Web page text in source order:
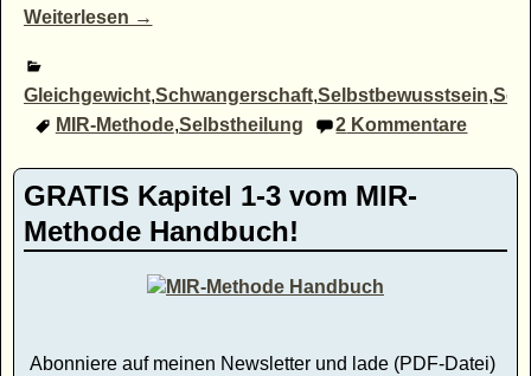
Weiterlesen →
Gleichgewicht,Schwangerschaft,Selbstbewusstsein,
MIR-Methode,Selbstheilung 2 Kommentare
GRATIS Kapitel 1-3 vom MIR-
Methode Handbuch!
Abonniere auf meinen Newsletter und lade (PDF-Datei)